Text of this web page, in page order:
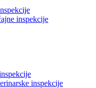
inspekcije
inspekcije